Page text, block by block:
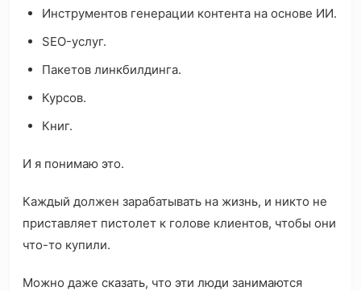
Инструментов генерации контента на основе ИИ.
SEO-услуг.
Пакетов линкбилдинга.
Курсов.
Книг.
И я понимаю это.
Каждый должен зарабатывать на жизнь, и никто не
приставляет пистолет к голове клиентов, чтобы они
что-то купили.
Можно даже сказать, что эти люди занимаются